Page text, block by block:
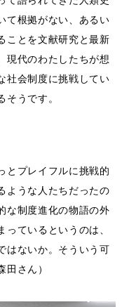
て根拠がない、あるい
ことを文献研究と最新
現代のわたしたちが想
社会制度に挑戦してい
そうです。
とプレイフルに挑戦的
ような人たちだったの
な制度進化の物語の外
ているというのは、
はないか。そういう可
さん）